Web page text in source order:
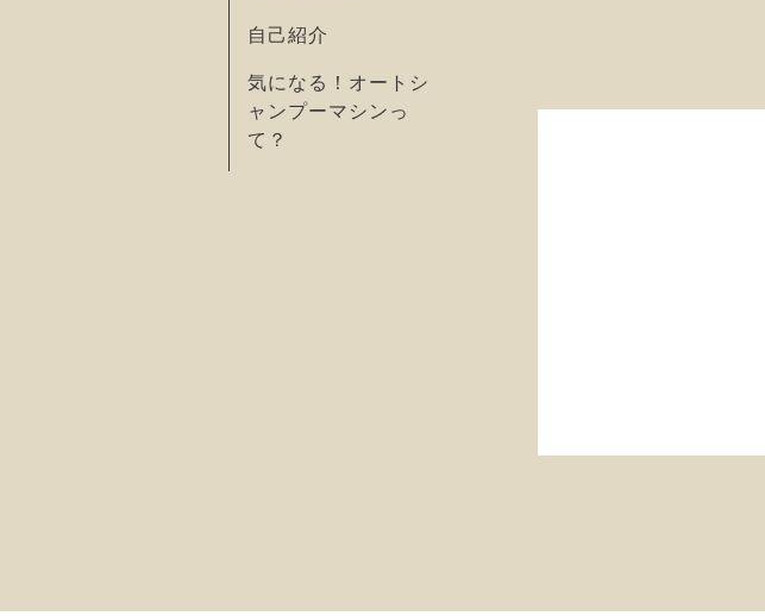
自己紹介
気になる！オートシ
ャンプーマシンっ
て？